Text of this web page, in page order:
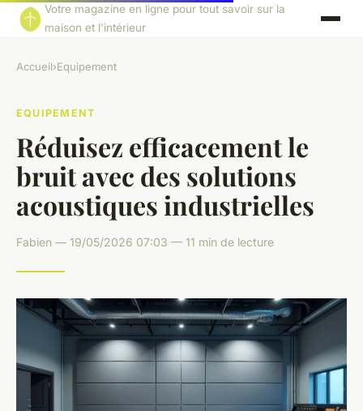
Votre magazine en ligne pour tout savoir sur la
maison et l'intérieur
Accueil›Equipement
EQUIPEMENT
Réduisez efficacement le
bruit avec des solutions
acoustiques industrielles
Fabien — 19/05/2026 07:03 — 11 min de lecture